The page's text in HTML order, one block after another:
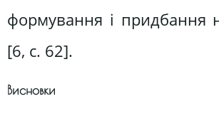
формування і придбання
[6, c. 62].
Висновки